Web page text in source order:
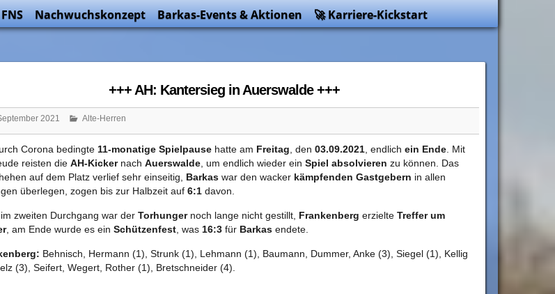
Nachwuchskonzept Barkas-Events & Aktionen 🚀 Karriere-Kickstart
+++ AH: Kantersieg in Auerswalde +++
2021 Alte-Herren
Corona bedingte 11-monatige Spielpausehatte am Freitag, den 03.09.2021, endlich ein Ende. Mit
reisten die AH-Kickernach Auerswalde, um endlich wieder ein Spiel absolvieren zu können. Das
auf dem Platz verlief sehr einseitig, Barkaswar den wacker kämpfenden Gastgebern in allen
überlegen, zogen bis zur Halbzeit auf 6:1davon.
zweiten Durchgang war der Torhungernoch lange nicht gestillt, Frankenberg erzielte Treffer um
, am Ende wurde es ein Schützenfest, was 16:3für Barkasendete.
Behnisch, Hermann (1), Strunk (1), Lehmann (1), Baumann, Dummer, Anke (3), Siegel (1), Kellig
(3), Seifert, Wegert, Rother (1), Bretschneider (4).